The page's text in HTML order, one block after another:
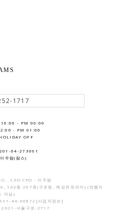
1717
10:00 - PM 06:00
- PM 01:00
OFF
04-273061
우람(람스)
. CEO CPO - 이우람
102동 207호(구로동, 예성유토피아) (반품지
아님)
44-00872 [사업자정보]
2021-서울구로-2717